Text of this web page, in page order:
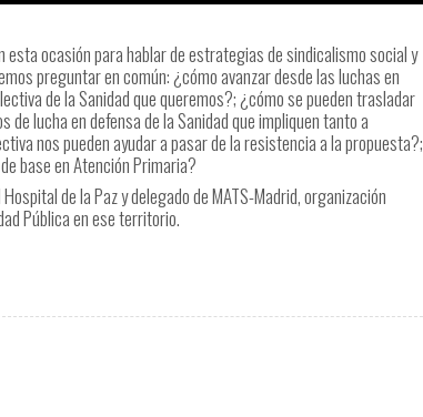
ocasión para hablar de estrategias de sindicalismo social y
preguntar en común: ¿cómo avanzar desde las luchas en
de la Sanidad que queremos?; ¿cómo se pueden trasladar
lucha en defensa de la Sanidad que impliquen tanto a
nos pueden ayudar a pasar de la resistencia a la propuesta?;
base en Atención Primaria?
de la Paz y delegado de MATS-Madrid, organización
Pública en ese territorio.